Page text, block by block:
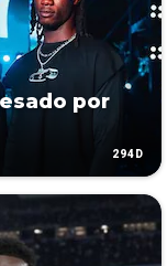
por
294D